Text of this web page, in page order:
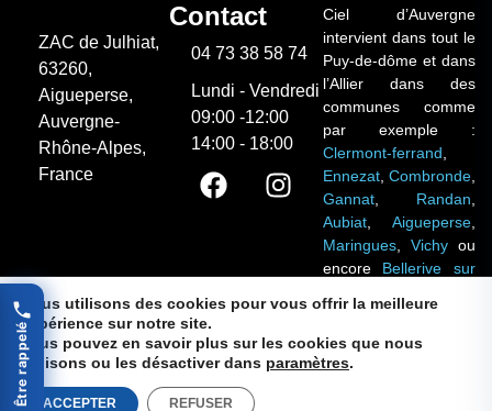
ZAC de Julhiat,
63260,
Aigueperse,
Auvergne-
Rhône-Alpes,
France
Contact
04 73 38 58 74
Lundi - Vendredi
09:00 -12:00
14:00 - 18:00
Ciel d’Auvergne
intervient dans tout le
Puy-de-dôme et dans
l’Allier dans des
communes comme
par exemple :
Clermont-ferrand,
Ennezat, Combronde,
Gannat, Randan,
Aubiat, Aigueperse,
Maringues, Vichyou
encore Bellerive sur
Mentions légales
Politiques de protection des données personnelles
site réalisé par
Être rappelé
Nous utilisons des cookies pour vous offrir la meilleure
expérience sur notre site.
Vous pouvez en savoir plus sur les cookies que nous
utilisons ou les désactiver dans paramètres.
ACCEPTER REFUSER